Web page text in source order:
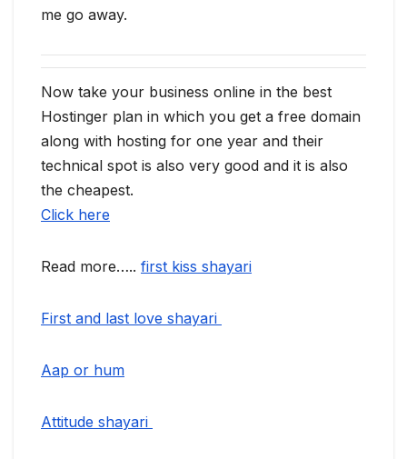
me go away.
Now take your business online in the best
Hostinger plan in which you get a free domain
along with hosting for one year and their
technical spot is also very good and it is also
the cheapest.
Click here
Read more….. first kiss shayari
First and last love shayari
Aap or hum
Attitude shayari